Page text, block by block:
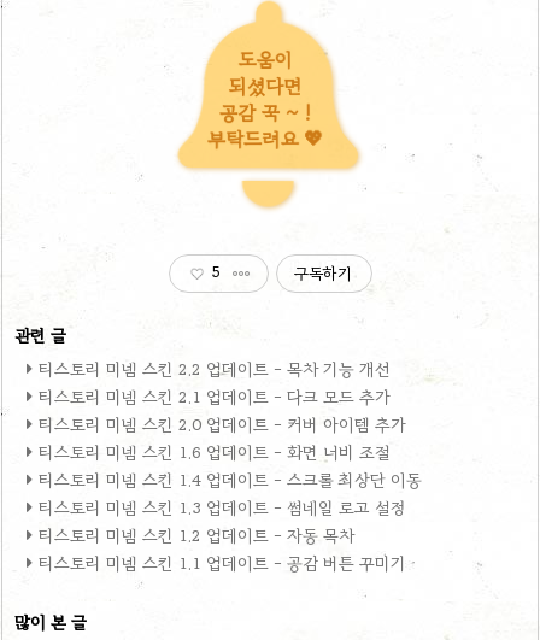
도움이
되셨다면
공감 꾹 ~ !
부탁드려요 💖
5 구독하기
티스토리 미넴 스킨 2.2 업데이트 - 목차 기능 개선
티스토리 미넴 스킨 2.1 업데이트 - 다크 모드 추가
티스토리 미넴 스킨 2.0 업데이트 - 커버 아이템 추가
티스토리 미넴 스킨 1.6 업데이트 - 화면 너비 조절
티스토리 미넴 스킨 1.4 업데이트 - 스크롤 최상단 이동
티스토리 미넴 스킨 1.3 업데이트 - 썸네일 로고 설정
티스토리 미넴 스킨 1.2 업데이트 - 자동 목차
티스토리 미넴 스킨 1.1 업데이트 - 공감 버튼 꾸미기
많이 본 글